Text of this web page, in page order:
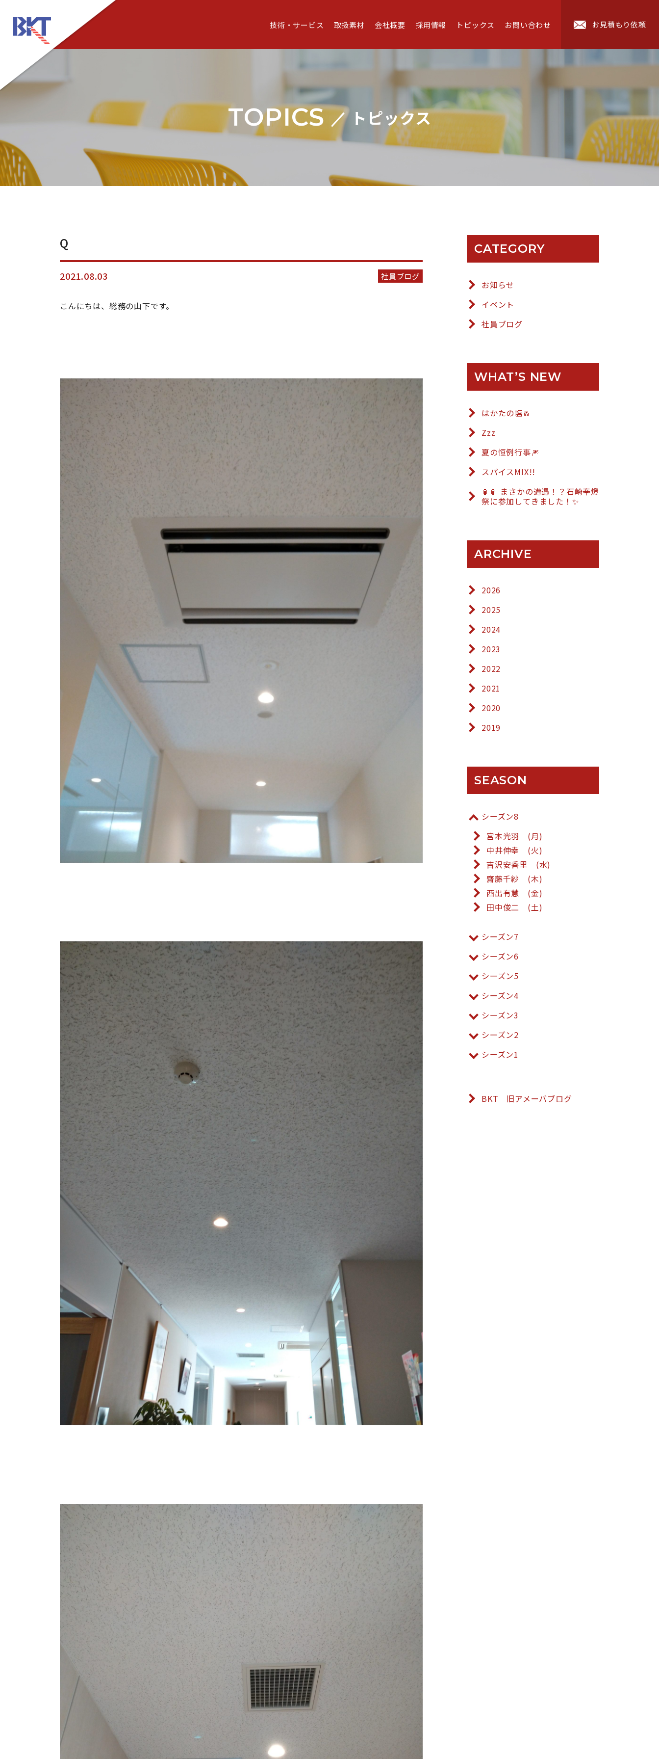
技術・サービス 取扱素材 会社概要 採用情報 トピックス お問い合わせ お見積もり依頼
TOPICS トピックス
Q
2021.08.03 社員ブログ
こんにちは、総務の山下です。
CATEGORY
お知らせ
イベント
社員ブログ
WHAT’S NEW
はかたの塩🧂
Zzz
夏の恒例行事🎆
スパイスMIX!!
🏮🏮 まさかの遭遇！？石崎奉燈
祭に参加してきました！✨
ARCHIVE
2026
2025
2024
2023
2022
2021
2020
2019
SEASON
シーズン8
宮本光羽 (月)
中井伸幸 (火)
吉沢安香里 (水)
齋藤千紗 (木)
西出有慧 (金)
田中俊二 (土)
シーズン7
シーズン6
シーズン5
シーズン4
シーズン3
シーズン2
シーズン1
BKT 旧アメーバブログ